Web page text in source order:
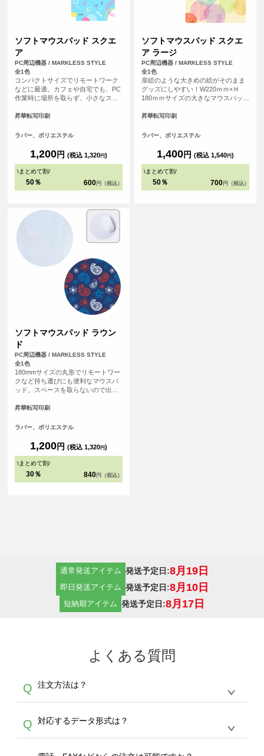
ソフトマウスパッド スクエ
ア
PC周辺機器 / MARKLESS STYLE
全1色
コンパクトサイズでリモートワーク
などに最適。カフェや自宅でも、PC
作業時に場所を取らず、小さなスペ
パッドです。
昇華転写印刷
ラバー、ポリエステル
1,200円 (税込 1,320円)
\まとめて割/
50％ 600 円（税込）
ソフトマウスパッド スクエ
ア ラージ
PC周辺機器 / MARKLESS STYLE
全1色
扉絵のような大きめの絵がそのまま
グッズにしやすい！W220ｍｍ×Ｈ
180ｍｍサイズの大きなマウスパッド
パソコンにもゆったり使えるサイズ
ることができます。
昇華転写印刷
ラバー、ポリエステル
1,400円 (税込 1,540円)
\まとめて割/
50％ 700 円（税込）
ソフトマウスパッド ラウン
ド
PC周辺機器 / MARKLESS STYLE
全1色
180mmサイズの丸形でリモートワー
クなど持ち運びにも便利なマウスパ
ッド。スペースを取らないので出先
す。
昇華転写印刷
ラバー、ポリエステル
1,200円 (税込 1,320円)
\まとめて割/
30％ 840 円（税込）
通常発送アイテム 発送予定日:8月19日
即日発送アイテム 発送予定日:8月10日
短納期アイテム 発送予定日:8月17日
よくある質問
Q 注文方法は？
A
生産にて承っております。デザインツールから
デザインの作成から決済まで完了できます。
30枚以上やシルク印刷など、大口注文の場合
Q 対応するデータ形式は？